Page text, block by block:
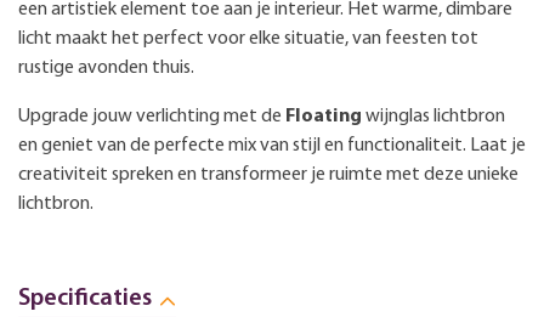
een artistiek element toe aan je interieur. Het warme, dimbare
licht maakt het perfect voor elke situatie, van feesten tot
rustige avonden thuis.
Upgrade jouw verlichting met de Floating wijnglas lichtbron
en geniet van de perfecte mix van stijl en functionaliteit. Laat je
creativiteit spreken en transformeer je ruimte met deze unieke
lichtbron.
Specificaties